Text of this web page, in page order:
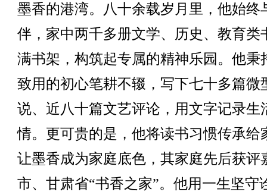
墨香的港湾。八十余载岁月里，他始终
伴，家中两千多册文学、历史、教育类
满书架，构筑起专属的精神乐园。他秉
致用的初心笔耕不辍，写下七十多篇微
说、近八十篇文艺评论，用文字记录生
情。更可贵的是，他将读书习惯传承给
让墨香成为家庭底色，其家庭先后获评
市、甘肃省“书香之家”。他用一生坚守